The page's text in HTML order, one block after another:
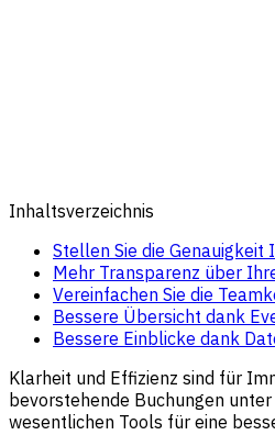
Inhaltsverzeichnis
Stellen Sie die
Mehr Transparenz über
Vereinfachen Sie die
Bessere Übersicht dank
Bessere Einblicke dank
Klarheit und Effizienz sind für
bevorstehende Buchungen
wesentlichen Tools für eine